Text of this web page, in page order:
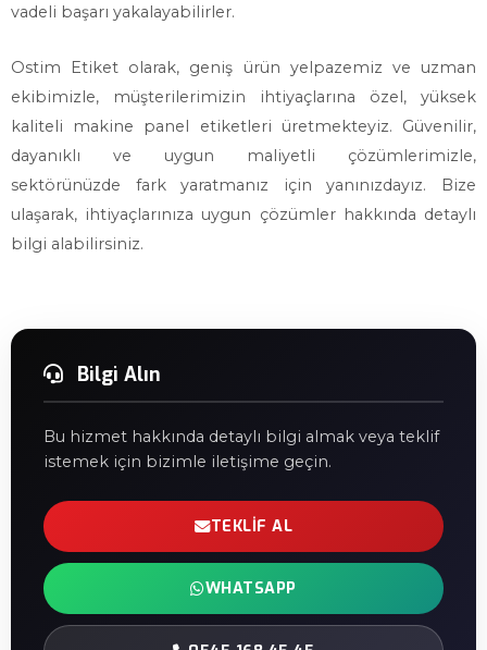
vadeli başarı yakalayabilirler.
Ostim Etiket olarak, geniş ürün yelpazemiz ve uzman
ekibimizle, müşterilerimizin ihtiyaçlarına özel, yüksek
kaliteli makine panel etiketleri üretmekteyiz. Güvenilir,
dayanıklı ve uygun maliyetli çözümlerimizle,
sektörünüzde fark yaratmanız için yanınızdayız. Bize
ulaşarak, ihtiyaçlarınıza uygun çözümler hakkında detaylı
bilgi alabilirsiniz.
Bilgi Alın
Bu hizmet hakkında detaylı bilgi almak veya teklif
istemek için bizimle iletişime geçin.
TEKLIF AL
WHATSAPP